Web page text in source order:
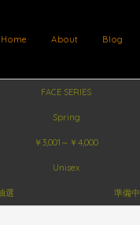
Blog
About
Home
FACE SERIES
Spring
￥3,001～￥4,000
Unisex
選 準備中